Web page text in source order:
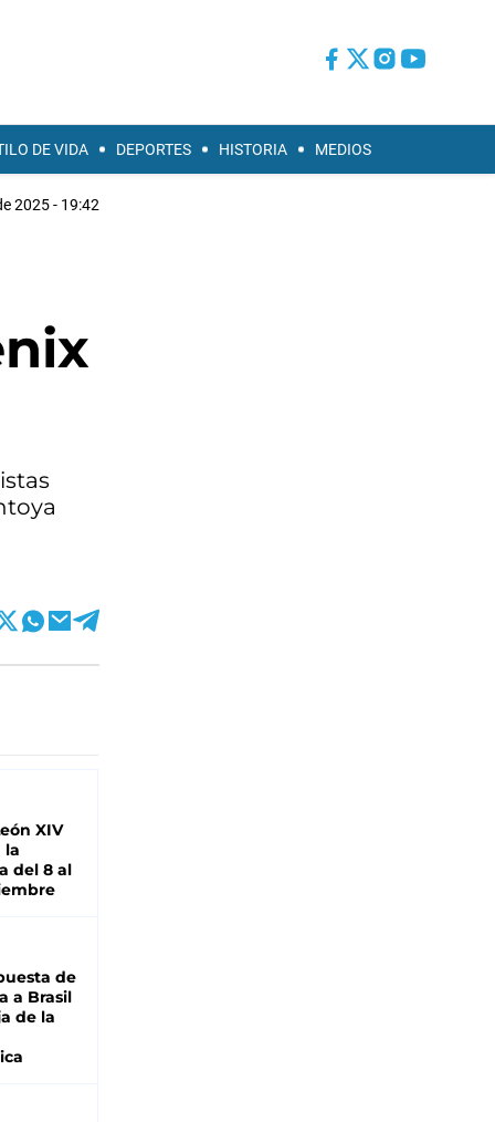
DE VIDA DEPORTES HISTORIA MEDIOS
2025 - 19:42
XIV
la
del 8 al
de
a Brasil
de la